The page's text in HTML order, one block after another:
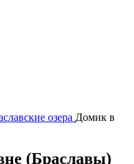
озера Домик в
(Браславы)